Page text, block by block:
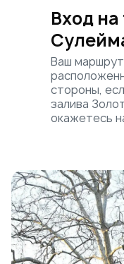
Вход
Ваш
стороны,
залива
окажетесь